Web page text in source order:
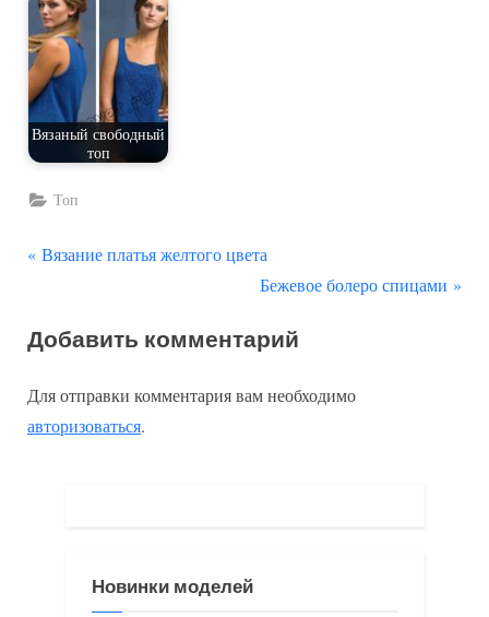
Вязаный свободный
топ
Топ
Навигация
записям
П
д
д
у
Вязание платья желтого цвета
С
е
у
Бежевое болеро спицами
Добавить комментарий
Для отправки комментария вам необходимо
авторизоваться.
Новинки моделей